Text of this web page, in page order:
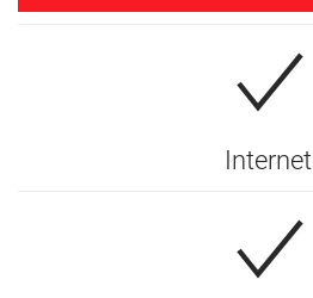
Internet